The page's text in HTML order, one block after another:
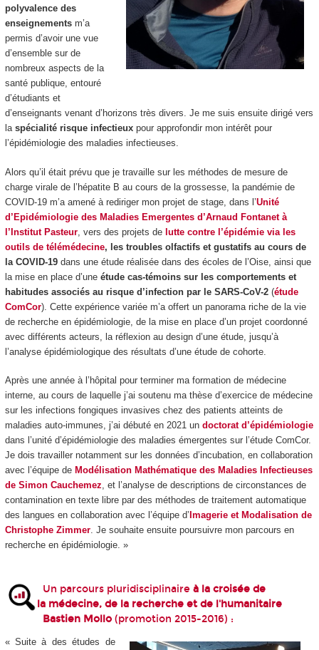
polyvalence des
enseignementsm’a
permis d’avoir une vue
d’ensemble sur de
nombreux aspects de la
santé publique, entouré
d’étudiants et
d’enseignants venant d’horizons très divers. Je me suis ensuite dirigé vers
la spécialité risque infectieuxpour approfondir mon intérêt pour
l’épidémiologie des maladies infectieuses.
Alors qu’il était prévu que je travaille sur les méthodes de mesure de
charge virale de l’hépatite B au cours de la grossesse, la pandémie de
COVID-19 m’a amené à rediriger mon projet de stage, dans l’Unité
d’Epidémiologie des Maladies Emergentes d’Arnaud Fontanet à
l’Institut Pasteur, vers des projets de lutte contre l’épidémie via les
outils de télémédecine, les troubles olfactifs et gustatifs au cours de
la COVID-19dans une étude réalisée dans des écoles de l’Oise, ainsi que
la mise en place d’une étude cas-témoins sur les comportements et
habitudes associés au risque d’infection par le SARS-CoV-2(étude
ComCor). Cette expérience variée m’a offert un panorama riche de la vie
de recherche en épidémiologie, de la mise en place d’un projet coordonné
avec différents acteurs, la réflexion au design d’une étude, jusqu’à
l’analyse épidémiologique des résultats d’une étude de cohorte.
Après une année à l’hôpital pour terminer ma formation de médecine
interne, au cours de laquelle j’ai soutenu ma thèse d’exercice de médecine
sur les infections fongiques invasives chez des patients atteints de
maladies auto-immunes, j’ai débuté en 2021 un doctorat d’épidémiologie
dans l’unité d’épidémiologie des maladies émergentes sur l’étude ComCor.
Je dois travailler notamment sur les données d’incubation, en collaboration
avec l’équipe de Modélisation Mathématique des Maladies Infectieuses
de Simon Cauchemez, et l’analyse de descriptions de circonstances de
contamination en texte libre par des méthodes de traitement automatique
des langues en collaboration avec l’équipe d’ Imagerie et Modalisation de
Christophe Zimmer. Je souhaite ensuite poursuivre mon parcours en
recherche en épidémiologie. »
Un parcours pluridisciplinaire à la croisée de
la médecine, de la recherche et de l'humanitaire
Bastien Mollo (promotion 2015-2016) :
« Suite à des études de